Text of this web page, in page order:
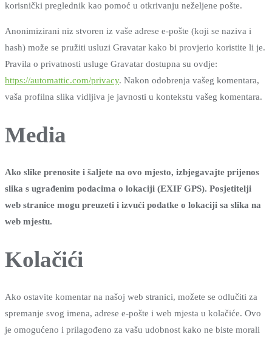
korisnički preglednik kao pomoć u otkrivanju neželjene pošte.
Anonimizirani niz stvoren iz vaše adrese e-pošte (koji se naziva i
hash) može se pružiti usluzi Gravatar kako bi provjerio koristite li je.
Pravila o privatnosti usluge Gravatar dostupna su ovdje:
https://automattic.com/privacy. Nakon odobrenja vašeg komentara,
vaša profilna slika vidljiva je javnosti u kontekstu vašeg komentara.
Media
Ako slike prenosite i šaljete na ovo mjesto, izbjegavajte prijenos
slika s ugrađenim podacima o lokaciji (EXIF GPS). Posjetitelji
web stranice mogu preuzeti i izvući podatke o lokaciji sa slika na
web mjestu.
Kolačići
Ako ostavite komentar na našoj web stranici, možete se odlučiti za
spremanje svog imena, adrese e-pošte i web mjesta u kolačiće. Ovo
je omogućeno i prilagođeno za vašu udobnost kako ne biste morali